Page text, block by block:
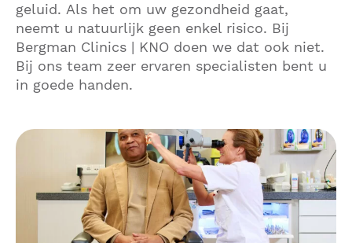
geluid. Als het om uw gezondheid gaat,
neemt u natuurlijk geen enkel risico. Bij
Bergman Clinics | KNO doen we dat ook niet.
Bij ons team zeer ervaren specialisten bent u
in goede handen.